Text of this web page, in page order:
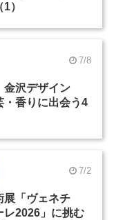
）
7/8
金沢デザイン
・香りに出会う4
7/2
展「ヴェネチ
レ2026」に挑む